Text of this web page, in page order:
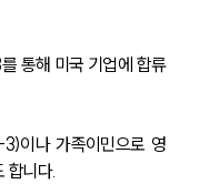
통해 미국 기업에 합류
이나 가족이민으로 영
합니다.